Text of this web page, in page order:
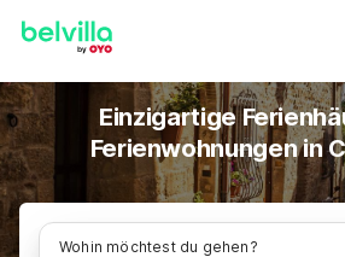
Einzigartige
Ferienwohnungen in
Wohin möchtest du gehen?